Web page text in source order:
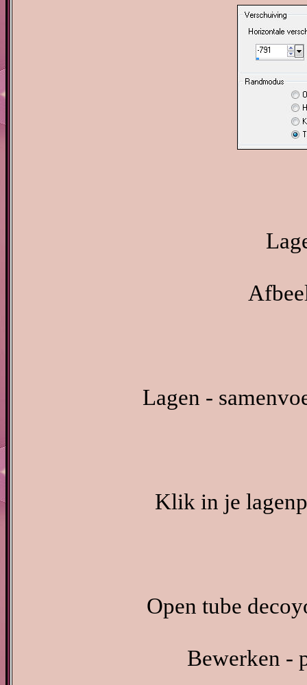
Lagen -
Klik in je
Open tube
Bewerken -